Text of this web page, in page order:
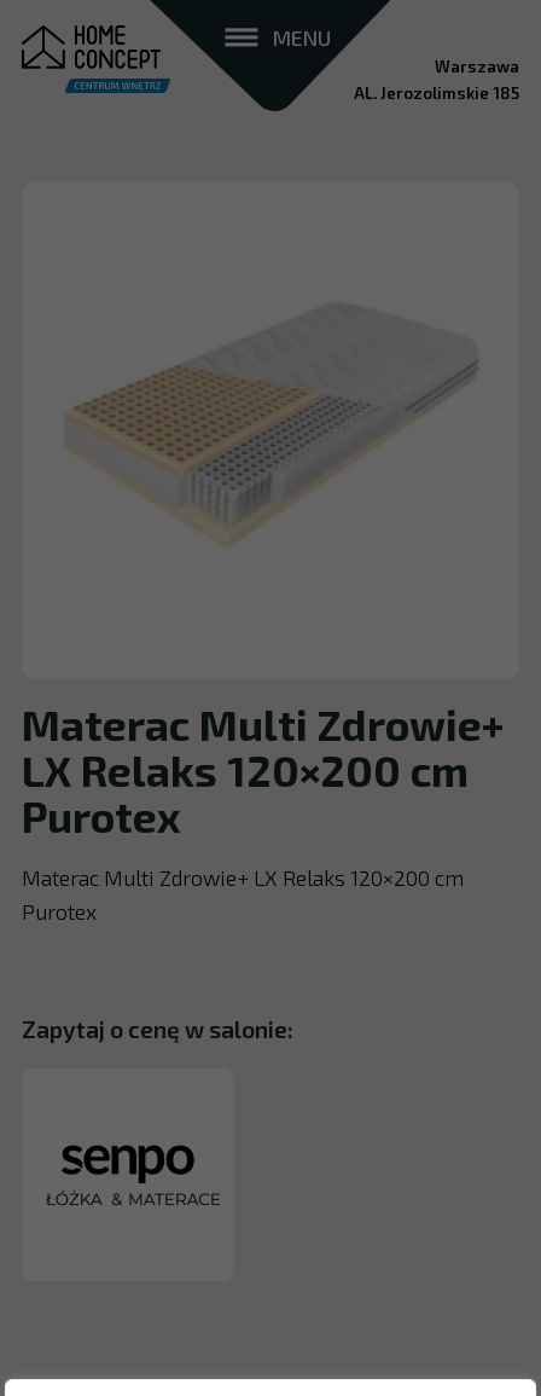
MENU
Warszawa
AL. Jerozolimskie 185
Materac Multi Zdrowie+
LX Relaks 120×200 cm
Purotex
Materac Multi Zdrowie+ LX Relaks 120×200 cm
Purotex
Zapytaj o cenę w salonie: